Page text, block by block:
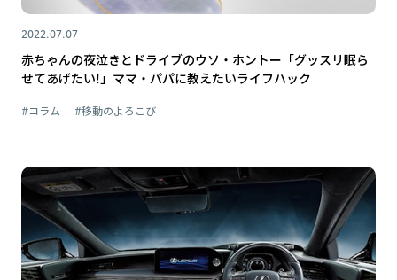
2022.07.07
赤ちゃんの夜泣きとドライブのウソ・ホントー「グッスリ眠ら
せてあげたい!」ママ・パパに教えたいライフハック
#コラム #移動のよろこび